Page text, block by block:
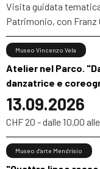
Visita guidata
Patrimonio, con Franz
Atelier nel Parco.
danzatrice e
13.09.2026
Museo Vincenzo Vela
CHF 20 - dalle 10.00
Museo d'arte Mendrisio